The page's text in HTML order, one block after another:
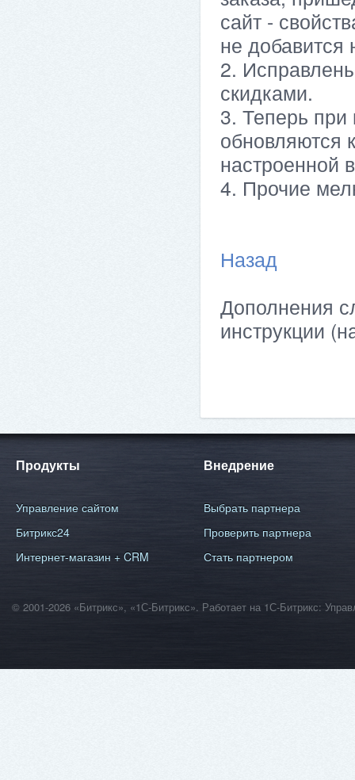
сайт -
не добавится
2.
скидками.
3. Теперь при
обновляются
настроенной
4. Прочие
Назад
Дополнения
инструкции
Продукты
Управление сайтом
Битрикс24
Интернет-магазин + CRM
Внедрение
Выбрать партнера
Проверить партнера
Стать партнером
© 2001-2026 «Битрикс», «1С-Битрикс». Работает на 1С-Битрикс: